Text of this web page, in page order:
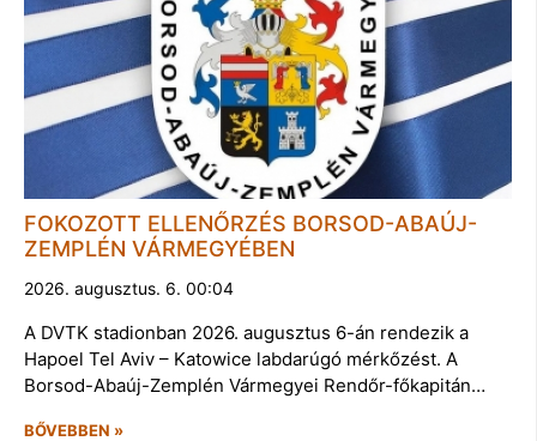
FOKOZOTT ELLENŐRZÉS BORSOD-ABAÚJ-
ZEMPLÉN VÁRMEGYÉBEN
2026. augusztus. 6. 00:04
A DVTK stadionban 2026. augusztus 6-án rendezik a
Hapoel Tel Aviv – Katowice labdarúgó mérkőzést. A
Borsod-Abaúj-Zemplén Vármegyei Rendőr-főkapitán…
BŐVEBBEN »